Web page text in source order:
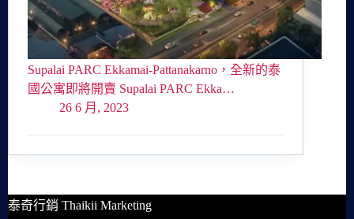
Supalai PARC Ekkamai-Pattanakarno，全新的泰
國公寓即將開賣 Supalai PARC Ekka…
26 6 月, 2023
泰奇行銷 Thaikii Marketing